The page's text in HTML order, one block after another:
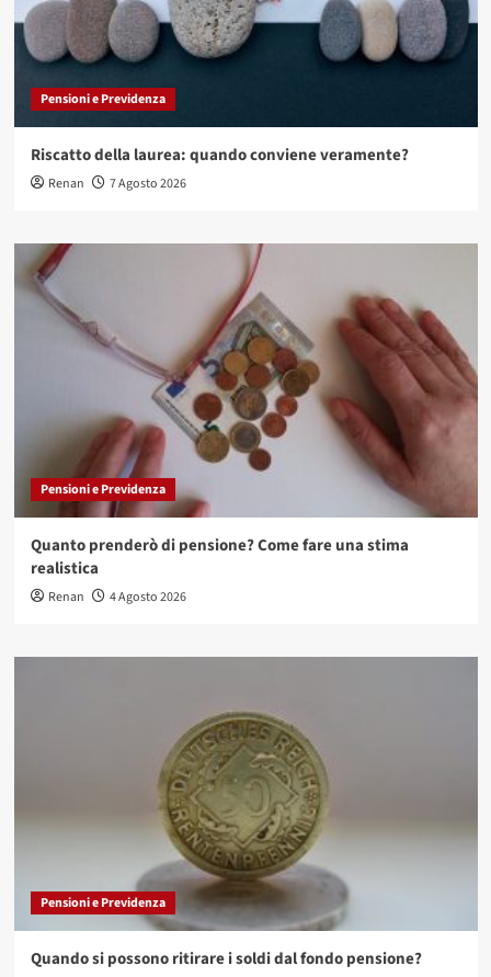
Pensioni e Previdenza
Riscatto della laurea: quando conviene veramente?
Renan 7 Agosto 2026
Pensioni e Previdenza
Quanto prenderò di pensione? Come fare una stima
realistica
Renan 4 Agosto 2026
Pensioni e Previdenza
Quando si possono ritirare i soldi dal fondo pensione?